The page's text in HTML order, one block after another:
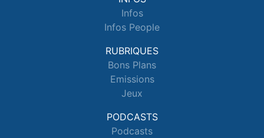
Infos
Infos People
RUBRIQUES
Bons Plans
Emissions
Jeux
PODCASTS
Podcasts